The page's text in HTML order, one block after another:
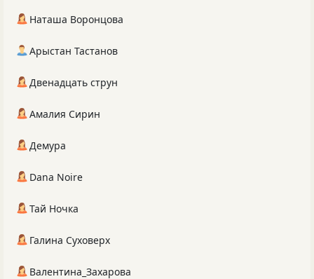
Наташа Воронцова
Арыстан Тастанов
Двенадцать струн
Амалия Сирин
Демура
Dana Noire
Тай Ночка
Галина Суховерх
Валентина_Захарова